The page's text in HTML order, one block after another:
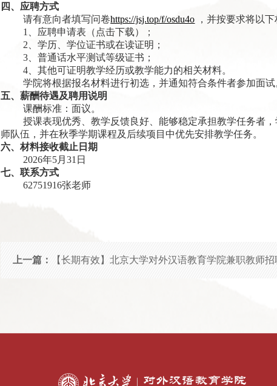
四、应聘方式
请有意向者填写问卷https://jsj.top/f/osdu4o ，并按要求将以
1、应聘申请表（ 点击下载）；
2、学历、学位证书或在读证明；
3、普通话水平测试等级证书；
4、其他可证明教学经历或教学能力的相关材料。
学院将根据报名材料进行初选，并通知符合条件者参加面试
五、薪酬待遇及聘用说明
课酬标准：面议。
授课表现优秀、教学反馈良好、能够稳定承担教学任务者
师队伍，并在秋季学期课程及后续项目中优先安排教学任务。
六、材料接收截止日期
2026年5月31日
七、联系方式
62751916张老师
上一篇： 【长期有效】北京大学对外汉语教育学院兼职教师